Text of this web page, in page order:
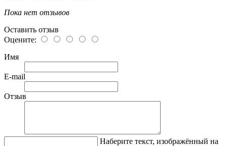
Пока нет отзывов
Оставить отзыв
Оцените:
Имя
E-mail
Отзыв
Наберите текст, изображённый на